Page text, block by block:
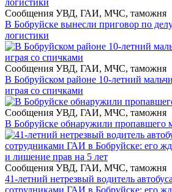
Сообщения УВД, ГАИ, МЧС, таможня
В Бобруйске вынесли приговор по
логистики
Сообщения УВД, ГАИ, МЧС, таможня
В Бобруйском районе 10-летний
играя со спичками
Сообщения УВД, ГАИ, МЧС, таможня
В Бобруйске обнаружили пропавшего
Сообщения УВД, ГАИ, МЧС, таможня
41-летний нетрезвый водитель